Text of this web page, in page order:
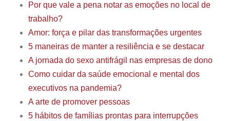
Por que vale a pena notar as emoções no local de
trabalho?
Amor: força e pilar das transformações urgentes
5 maneiras de manter a resiliência e se destacar
A jornada do sexo antifrágil nas empresas de dono
Como cuidar da saúde emocional e mental dos
executivos na pandemia?
A arte de promover pessoas
5 hábitos de famílias prontas para interrupções